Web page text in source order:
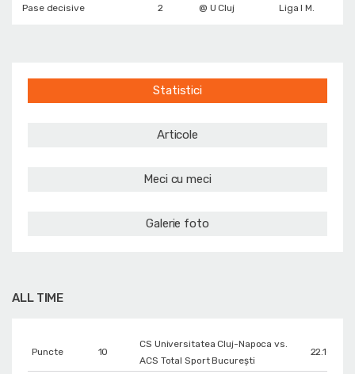
Pase decisive
2 @ U Cluj Liga I M.
Statistici
Articole
Meci cu meci
Galerie foto
ALL TIME
Puncte 10
CS Universitatea Cluj-Napoca vs.
ACS Total Sport București